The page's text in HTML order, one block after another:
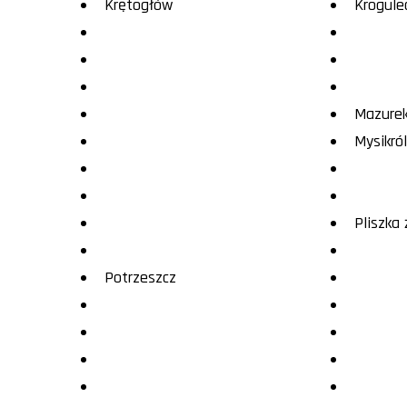
Krętogłów
Pliszka
Potrzeszcz